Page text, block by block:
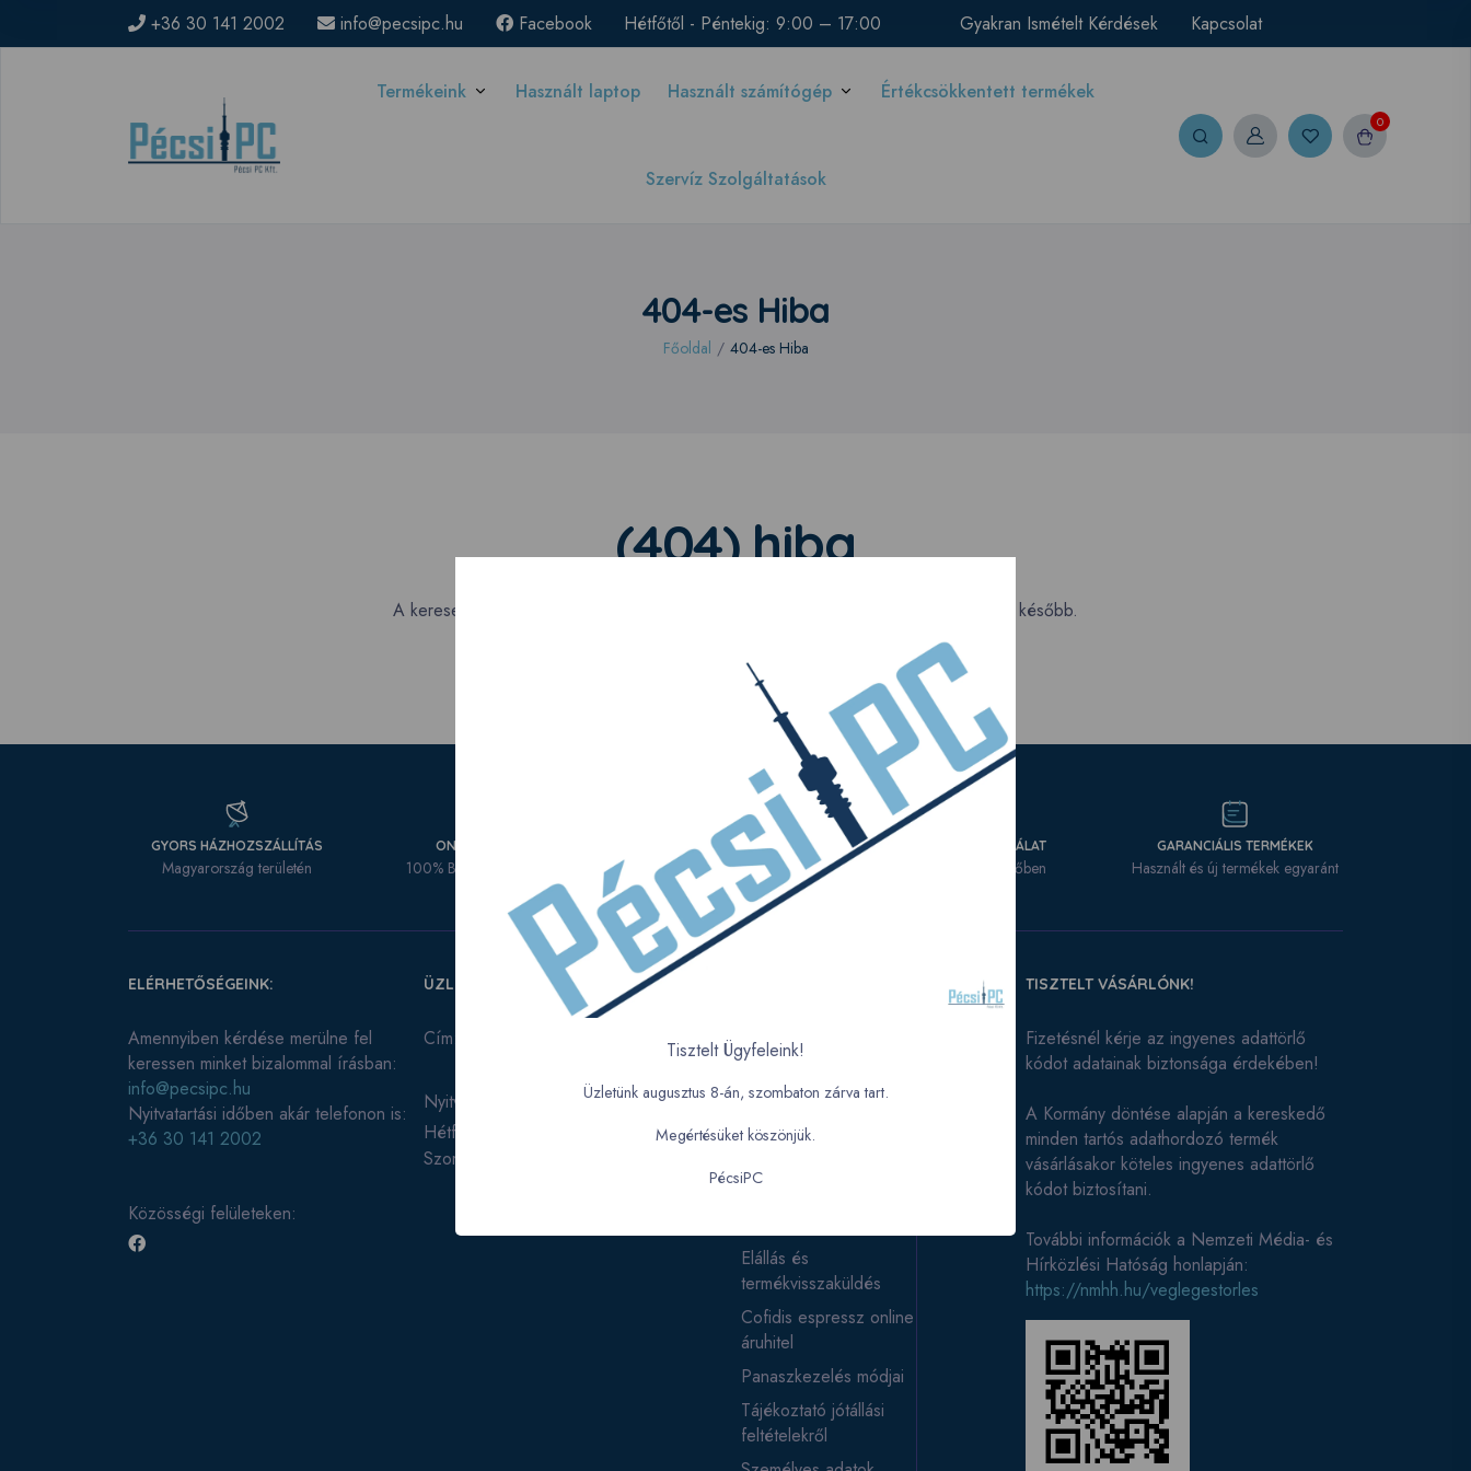
+36 30 141 2002 info@pecsipc.hu Facebook Hétfőtől - Péntekig: 9:00 – 17:00 Gyakran Ismételt Kérdések Kapcsolat
Termékeink Használt laptop Használt számítógép Értékcsökkentett termékek
Szervíz Szolgáltatások
0
404-es Hiba
Főoldal / 404-es Hiba
(404) hiba
A keresett oldal nem található! Kérem ellenőrizze a beütött URL-t, vagy próbálja újra később.
VISSZA A FŐOLDALRA!
GYORS HÁZHOZSZÁLLÍTÁS
Magyarország területén
ONLINE FIZETÉS
100% Biztonságos fizetés
HASZNÁLT SZÁMÍTÓGÉPEK
Hihetetlenül kezdvezményes áron
ÜGYFÉLSZOLGÁLAT
Nyitvatartási időben
GARANCIÁLIS TERMÉKEK
Használt és új termékek egyaránt
ELÉRHETŐSÉGEINK:
Amennyiben kérdése merülne fel
keressen minket bizalommal írásban:
info@pecsipc.hu
Nyitvatartási időben akár telefonon is:
+36 30 141 2002
Közösségi felületeken:
ÜZLETÜNK:
Cím: 7633 Pécs Veress Endre 17.
Nyitvatartása:
Hétfőtől - Péntekig:
9:00 – 17:00
Szombaton és Vasárnap:
Adatkezelési tájékoztató
Feltételek
Céginformáció
bankkártyás fizetésről
Elállás és
termékvisszaküldés
Cofidis espressz online
áruhitel
Panaszkezelés módjai
Tájékoztató jótállási
feltételekről
TISZTELT VÁSÁRLÓNK!
Fizetésnél kérje az ingyenes adattörlő
kódot adatainak biztonsága érdekében!
A Kormány döntése alapján a kereskedő
minden tartós adathordozó termék
vásárlásakor köteles ingyenes adattörlő
kódot biztosítani.
További információk a Nemzeti Média- és
Hírközlési Hatóság honlapján:
https://nmhh.hu/veglegestorles
Tisztelt Ügyfeleink!
Üzletünk augusztus 8-án, szombaton zárva tart.
Megértésüket köszönjük.
PécsiPC